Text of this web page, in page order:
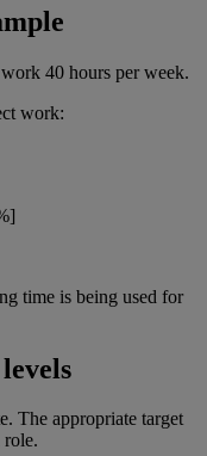
40 hours per week.
work:
time is being used for
The appropriate target
role.